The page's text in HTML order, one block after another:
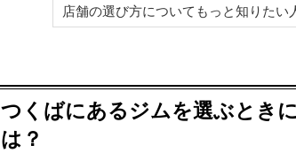
店舗の選び方についてもっと知りたい
つくばにあるジムを選ぶとき
は？